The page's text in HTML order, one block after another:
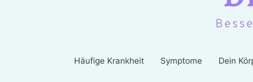
Häufige Krankheit Symptome Dein